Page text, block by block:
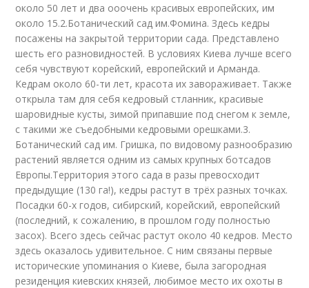
около 50 лет и два ооочень красивых европейских, им
около 15.2.Ботанический сад им.Фомина. Здесь кедры
посажены на закрытой территории сада. Представлено
шесть его разновидностей. В условиях Киева лучше всего
себя чувствуют корейский, европейский и Арманда.
Кедрам около 60-ти лет, красота их завораживает. Также
открыла там для себя кедровый стланник, красивые
шаровидные кусты, зимой припавшие под снегом к земле,
с такими же съедобными кедровыми орешками.3.
Ботанический сад им. Гришка, по видовому разнообразию
растений является одним из самых крупных ботсадов
Европы.Территория этого сада в разы превосходит
предыдущие (130 га!), кедры растут в трёх разных точках.
Посадки 60-х годов, сибирский, корейский, европейский
(последний, к сожалению, в прошлом году полностью
засох). Всего здесь сейчас растут около 40 кедров. Место
здесь оказалось удивительное. С ним связаны первые
исторические упоминания о Киеве, была загородная
резиденция киевских князей, любимое место их охоты в